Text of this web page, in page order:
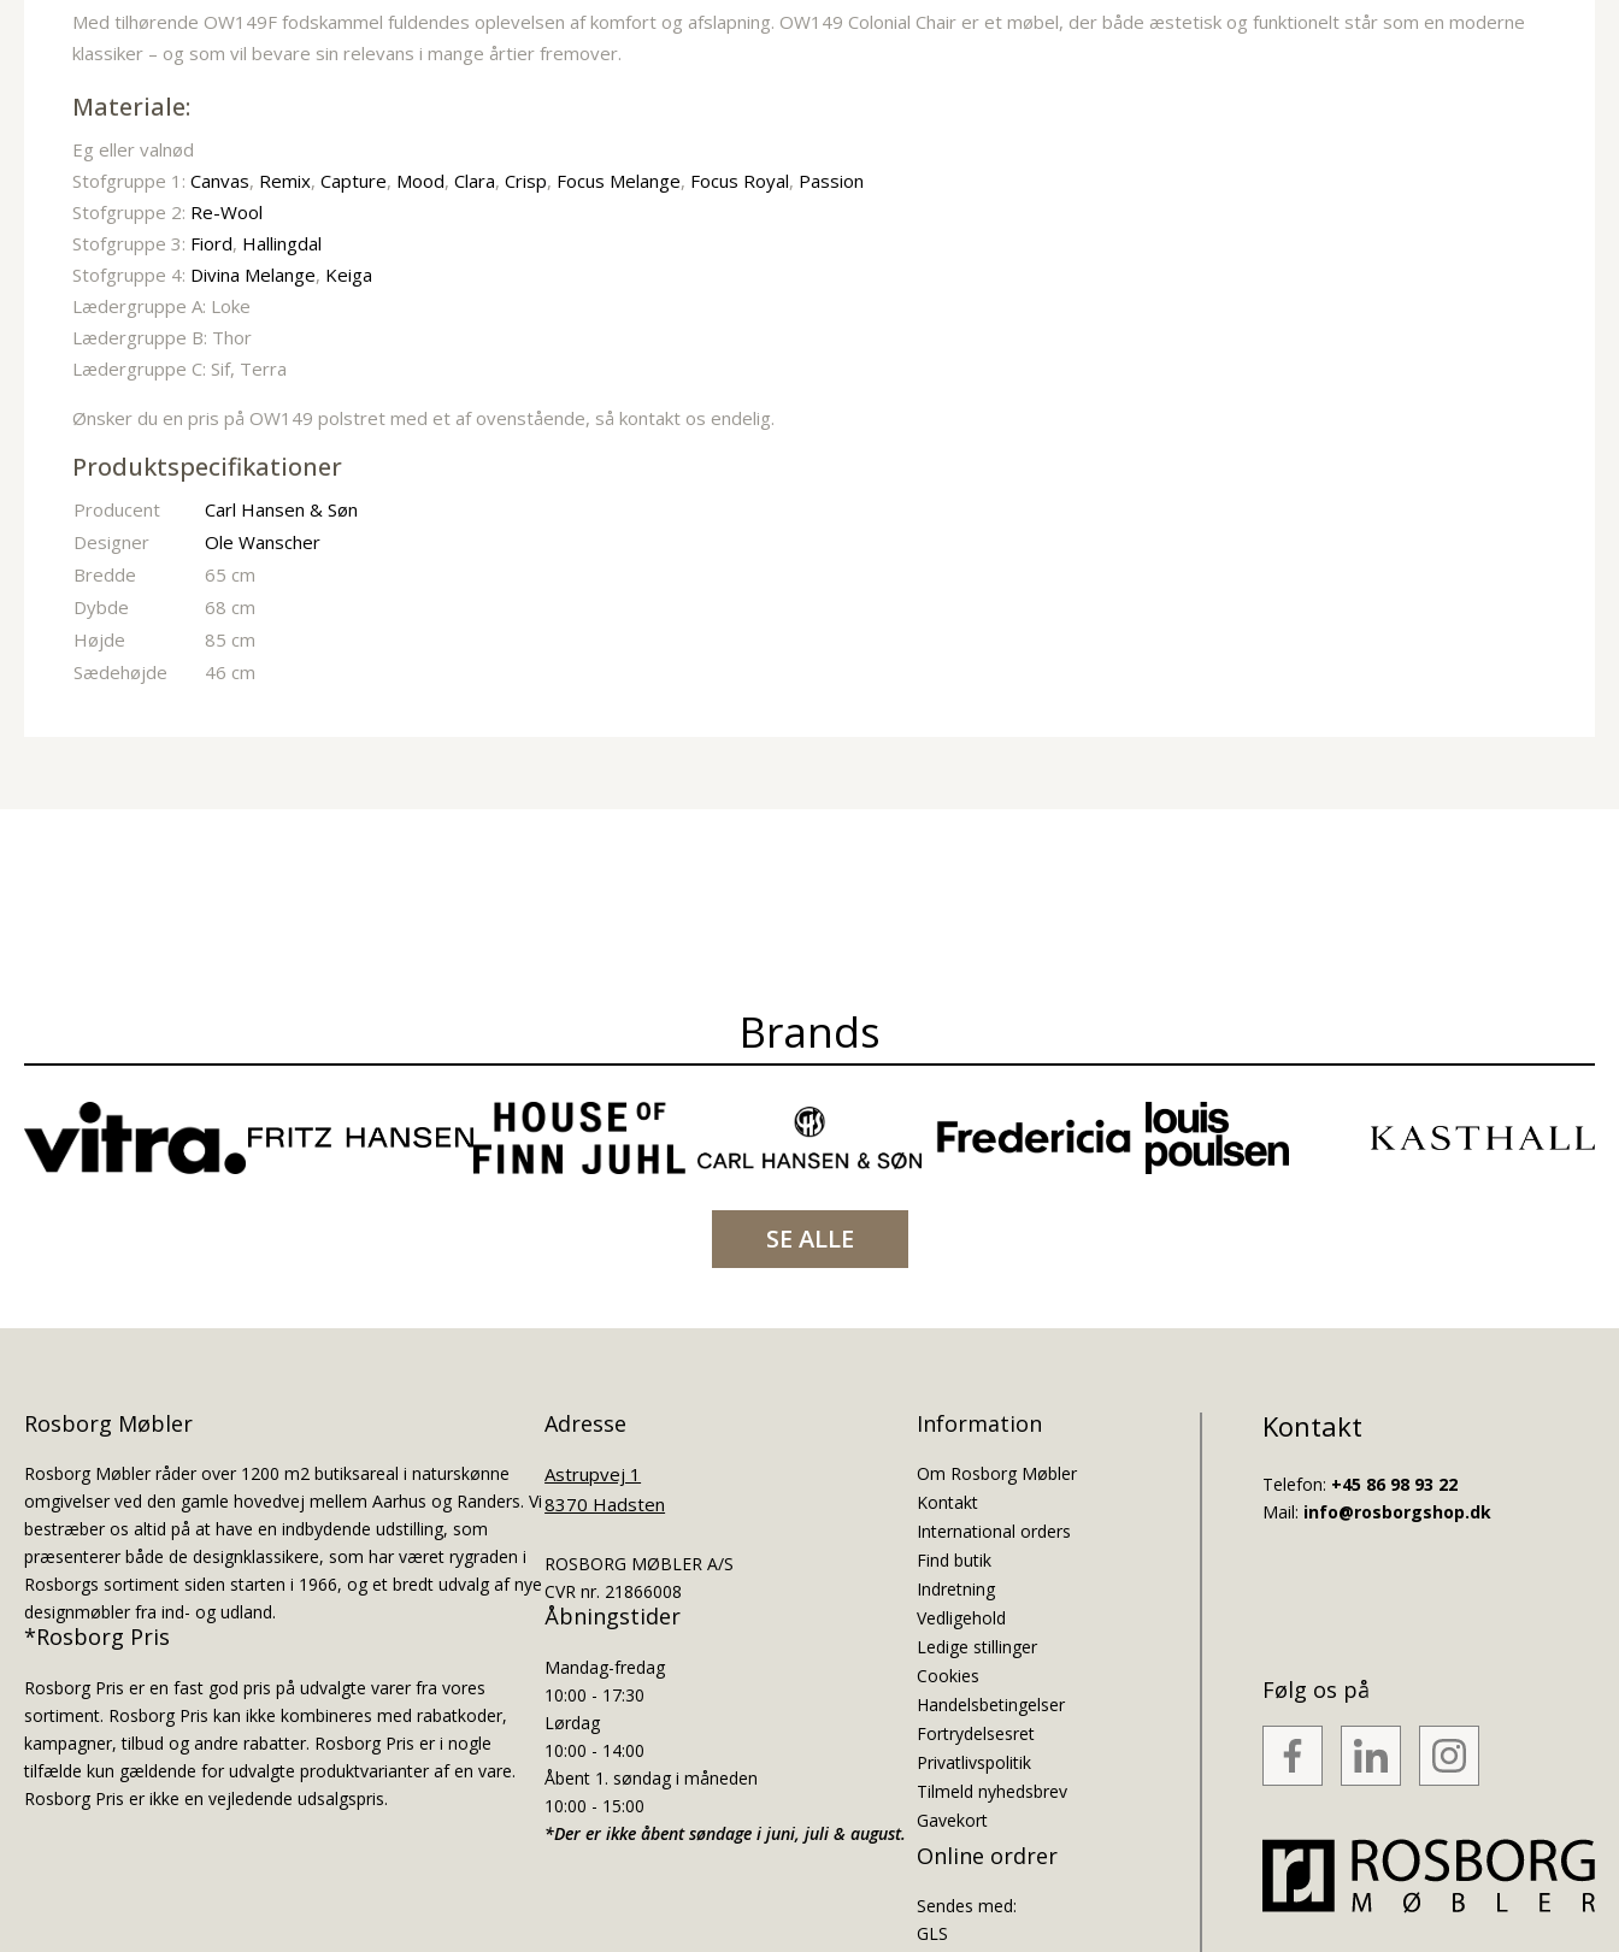
Med tilhørende OW149F fodskammel fuldendes oplevelsen af komfort og afslapning. OW149 Colonial Chair er et møbel, der både æstetisk og funktionelt står som en moderne
klassiker – og som vil bevare sin relevans i mange årtier fremover.
Materiale:
Eg eller valnød
Stofgruppe 1: Canvas, Remix, Capture, Mood, Clara, Crisp, Focus Melange, Focus Royal, Passion
Stofgruppe 2: Re-Wool
Stofgruppe 3: Fiord, Hallingdal
Stofgruppe 4: Divina Melange, Keiga
Lædergruppe A: Loke
Lædergruppe B: Thor
Lædergruppe C: Sif, Terra
Ønsker du en pris på OW149 polstret med et af ovenstående, så kontakt os endelig.
Produktspecifikationer
Producent
Carl Hansen & Søn
Designer
Ole Wanscher
Bredde
65 cm
Dybde
68 cm
Højde
85 cm
Sædehøjde
46 cm
Brands
SE ALLE
Rosborg Møbler
Rosborg Møbler råder over 1200 m2 butiksareal i naturskønne
omgivelser ved den gamle hovedvej mellem Aarhus og Randers. Vi
bestræber os altid på at have en indbydende udstilling, som
præsenterer både de designklassikere, som har været rygraden i
Rosborgs sortiment siden starten i 1966, og et bredt udvalg af nye
designmøbler fra ind- og udland.
*Rosborg Pris
Rosborg Pris er en fast god pris på udvalgte varer fra vores
sortiment. Rosborg Pris kan ikke kombineres med rabatkoder,
kampagner, tilbud og andre rabatter. Rosborg Pris er i nogle
tilfælde kun gældende for udvalgte produktvarianter af en vare.
Rosborg Pris er ikke en vejledende udsalgspris.
Adresse
Astrupvej 1
8370 Hadsten
ROSBORG MØBLER A/S
CVR nr. 21866008
Åbningstider
Mandag-fredag
10:00 - 17:30
Lørdag
10:00 - 14:00
Åbent 1. søndag i måneden
10:00 - 15:00
*Der er ikke åbent søndage i juni, juli & august.
Information
Om Rosborg Møbler
Kontakt
International orders
Find butik
Indretning
Vedligehold
Ledige stillinger
Cookies
Handelsbetingelser
Fortrydelsesret
Privatlivspolitik
Tilmeld nyhedsbrev
Gavekort
Online ordrer
Sendes med:
GLS
Kontakt
Telefon: +45 86 98 93 22
Mail: info@rosborgshop.dk
Følg os på